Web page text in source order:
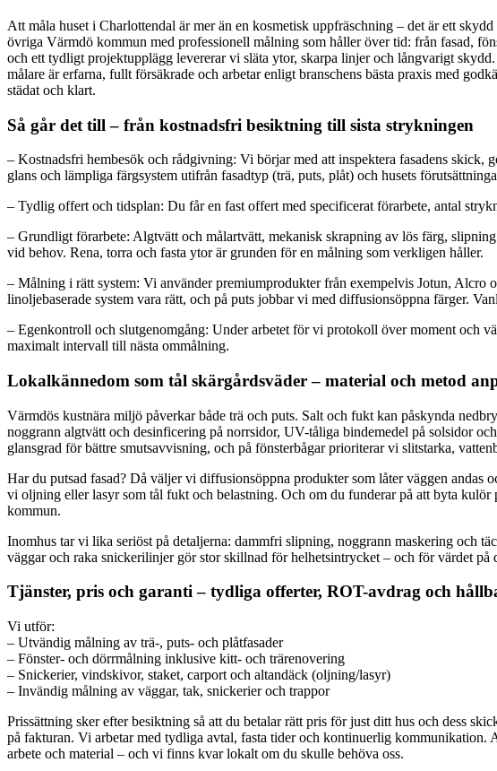
Att måla huset i Charlottendal är mer än en kosmetisk uppfräschning – det är ett
övriga Värmdö kommun med professionell målning som håller över tid: från fasad,
och ett tydligt projektupplägg levererar vi släta ytor, skarpa linjer och långvarigt
målare är erfarna, fullt försäkrade och arbetar enligt branschens bästa praxis med
städat och klart.
Så går det till – från kostnadsfri besiktning till sista strykningen
– Kostnadsfri hembesök och rådgivning: Vi börjar med att inspektera fasadens
glans och lämpliga färgsystem utifrån fasadtyp (trä, puts, plåt) och husets
– Tydlig offert och tidsplan: Du får en fast offert med specificerat förarbete, antal
– Grundligt förarbete: Algtvätt och målartvätt, mekanisk skrapning av lös färg,
vid behov. Rena, torra och fasta ytor är grunden för en målning som verkligen håller.
– Målning i rätt system: Vi använder premiumprodukter från exempelvis Jotun, Alcro
linoljebaserade system vara rätt, och på puts jobbar vi med diffusionsöppna färger.
– Egenkontroll och slutgenomgång: Under arbetet för vi protokoll över moment och
maximalt intervall till nästa ommålning.
Lokalkännedom som tål skärgårdsväder – material och metod
Värmdös kustnära miljö påverkar både trä och puts. Salt och fukt kan påskynda
noggrann algtvätt och desinficering på norrsidor, UV-tåliga bindemedel på solsidor
glansgrad för bättre smutsavvisning, och på fönsterbågar prioriterar vi slitstarka,
Har du putsad fasad? Då väljer vi diffusionsöppna produkter som låter väggen
vi oljning eller lasyr som tål fukt och belastning. Och om du funderar på att byta
kommun.
Inomhus tar vi lika seriöst på detaljerna: dammfri slipning, noggrann maskering och
väggar och raka snickerilinjer gör stor skillnad för helhetsintrycket – och för värdet på
Tjänster, pris och garanti – tydliga offerter, ROT-avdrag och
Vi utför:
– Utvändig målning av trä-, puts- och plåtfasader
– Fönster- och dörrmålning inklusive kitt- och trärenovering
– Snickerier, vindskivor, staket, carport och altandäck (oljning/lasyr)
– Invändig målning av väggar, tak, snickerier och trappor
Prissättning sker efter besiktning så att du betalar rätt pris för just ditt hus och dess
på fakturan. Vi arbetar med tydliga avtal, fasta tider och kontinuerlig
arbete och material – och vi finns kvar lokalt om du skulle behöva oss.